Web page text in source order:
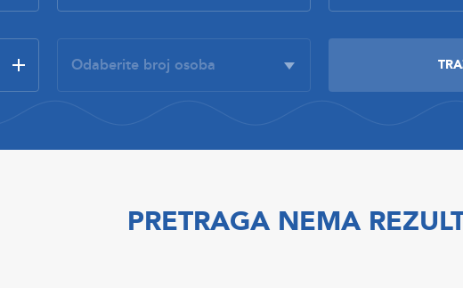
PRETRAGA NEMA